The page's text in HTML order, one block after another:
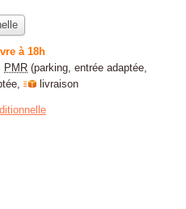
à 18h
PMR (parking, entrée adaptée,
, livraison